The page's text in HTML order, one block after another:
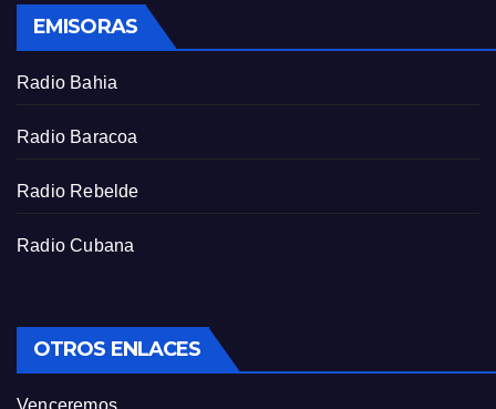
EMISORAS
Radio Bahia
Radio Baracoa
Radio Rebelde
Radio Cubana
OTROS ENLACES